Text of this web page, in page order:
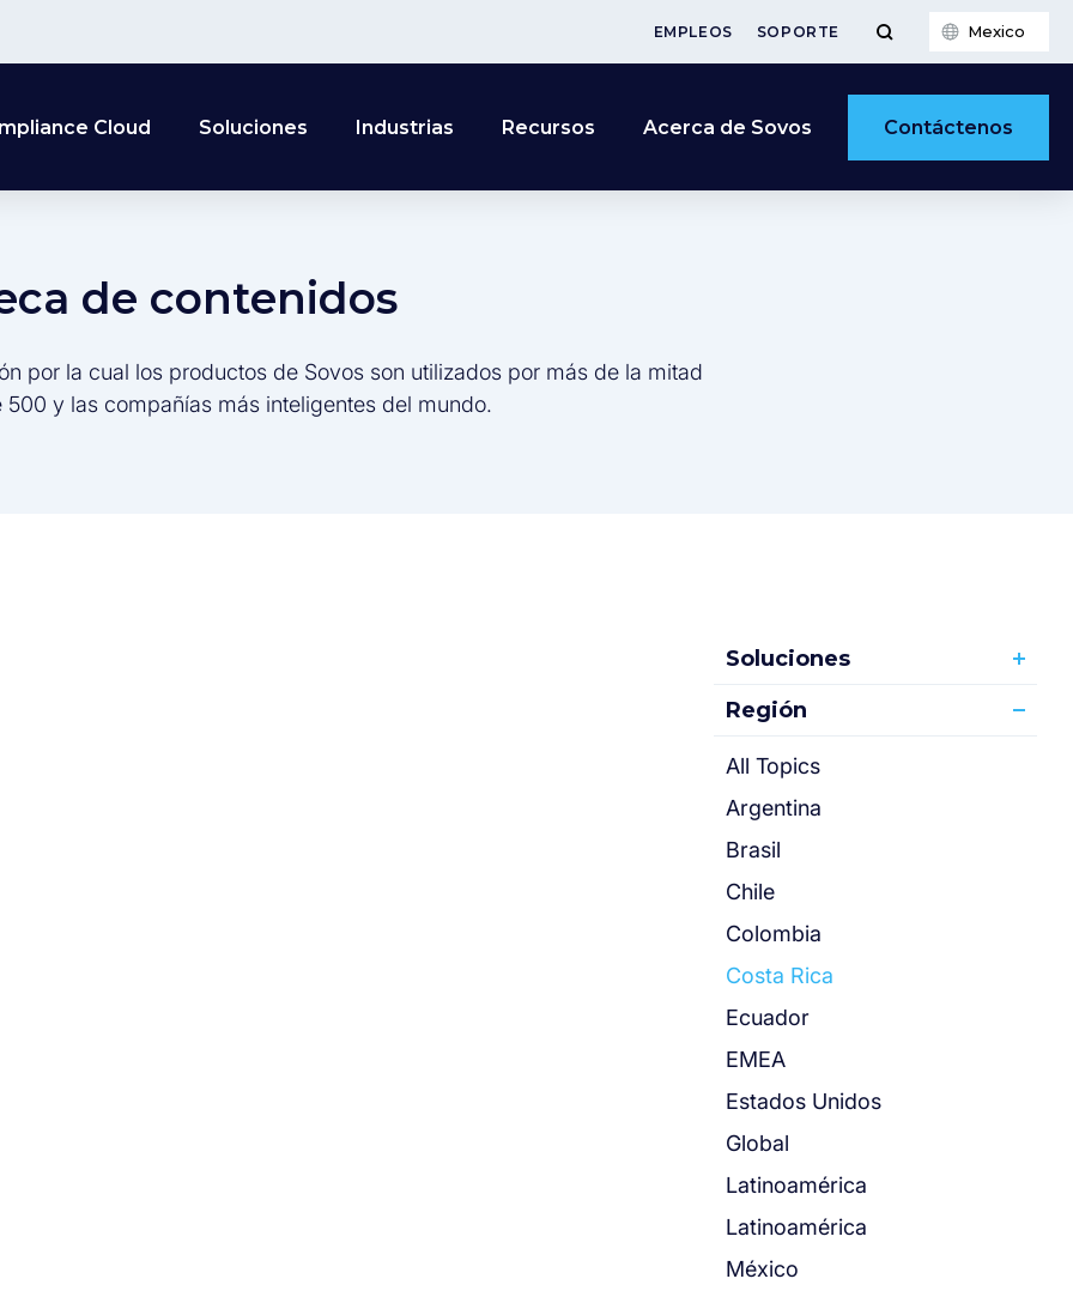
EMPLEOS SOPORTE Mexico
Cloud Soluciones Industrias Recursos Acerca de Sovos Contáctenos
de contenidos
por la cual los productos de Sovos son utilizados por más de la mitad
500 y las compañías más inteligentes del mundo.
Soluciones
Región
All Topics
Argentina
Brasil
Chile
Colombia
Costa Rica
Ecuador
EMEA
Estados Unidos
Global
Latinoamérica
Latinoamérica
México